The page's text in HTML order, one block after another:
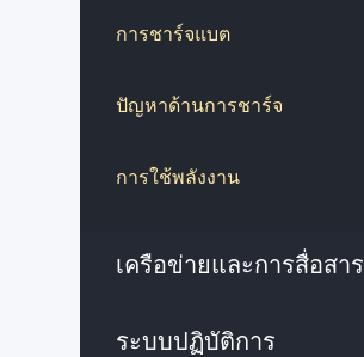
การชาร์จแบต
ปัญหาด้านการชาร์จ
การใช้พลังงาน
เครือข่ายและการสื่อสาร
ระบบปฏิบัติการ